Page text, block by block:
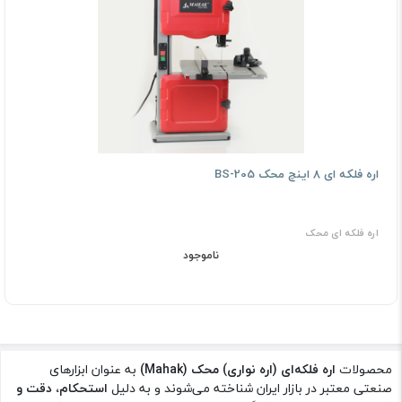
اره فلکه ای 8 اینچ محک BS-205
اره فلکه ای محک
ناموجود
محصولات اره فلکه‌ای (اره نواری) محک (Mahak)
به عنوان ابزارهای
صنعتی معتبر در بازار ایران شناخته می‌شوند و به دلیل استحکام، دقت و